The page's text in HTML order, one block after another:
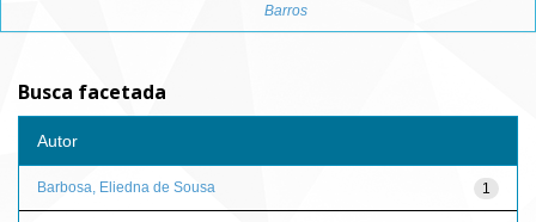
Barros
Busca facetada
Autor
1
Barbosa, Eliedna de Sousa